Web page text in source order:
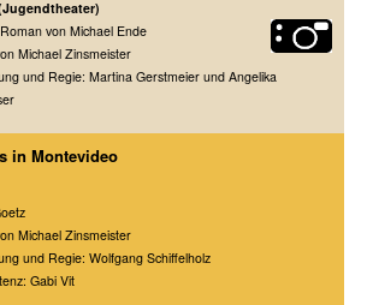
von Michael Ende
Michael Zinsmeister
und Regie: Martina Gerstmeier und Angelika
in Montevideo
Michael Zinsmeister
und Regie: Wolfgang Schiffelholz
Gabi Vit